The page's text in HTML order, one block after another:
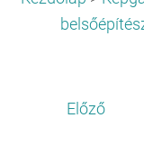
Előző